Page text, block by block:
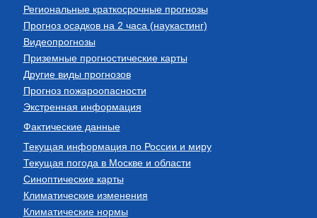
Региональные краткосрочные прогнозы
Прогноз осадков на 2 часа (наукастинг)
Видеопрогнозы
Приземные прогностические карты
Другие виды прогнозов
Прогноз пожароопасности
Экстренная информация
Фактические данные
Текущая информация по России и миру
Текущая погода в Москве и области
Синоптические карты
Климатические изменения
Климатические нормы